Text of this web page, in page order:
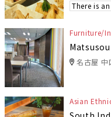
There is
Furniture/
名古屋 中
Asian